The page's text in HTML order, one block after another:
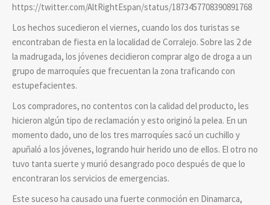
https://twitter.com/AltRightEspan/status/1873457708390891768
Los hechos sucedieron el viernes, cuando los dos turistas se
encontraban de fiesta en la localidad de Corralejo. Sobre las 2 de
la madrugada, los jóvenes decidieron comprar algo de droga a un
grupo de marroquíes que frecuentan la zona traficando con
estupefacientes.
Los compradores, no contentos con la calidad del producto, les
hicieron algún tipo de reclamación y esto originó la pelea. En un
momento dado, uno de los tres marroquíes sacó un cuchillo y
apuñaló a los jóvenes, logrando huir herido uno de ellos. El otro no
tuvo tanta suerte y murió desangrado poco después de que lo
encontraran los servicios de emergencias.
Este suceso ha causado una fuerte conmoción en Dinamarca,